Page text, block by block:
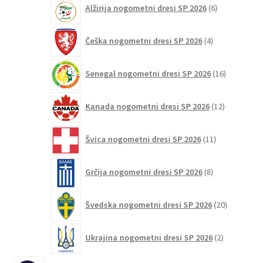
Alžirija nogometni dresi SP 2026 6izdelkov
Češka nogometni dresi SP 2026 4izdelki
Senegal nogometni dresi SP 2026 16izdelkov
Kanada nogometni dresi SP 2026 12izdelkov
Švica nogometni dresi SP 2026 11izdelkov
Grčija nogometni dresi SP 2026 8izdelkov
Švedska nogometni dresi SP 2026 20izdelkov
Ukrajina nogometni dresi SP 2026 2izdelka